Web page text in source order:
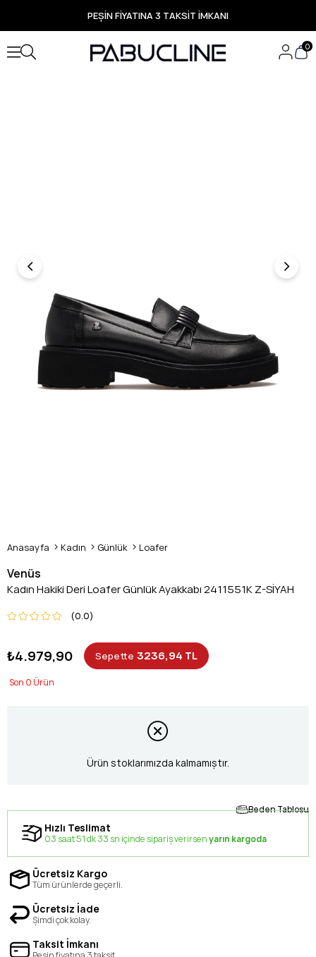
PEŞİN FİYATINA 3 TAKSİT İMKANI
TÜM ÜRÜNLERDE ÜCRETSİZ KARGO
Yeni Sezon Ürünlerde Özel Fırsatlar
Seçili Ürünlerde Hızlı Teslimat
0
Anasayfa Kadın Günlük Loafer
Venüs
Kadın Hakiki Deri Loafer Günlük Ayakkabı 2411551K Z-SİYAH
0.0
₺4.979,90 Sepette 3236,94 TL
0
Ürün stoklarımızda kalmamıştır.
Beden Tablosu
Hızlı Teslimat
03 saat 51 dk 33 sn içinde sipariş verirsenyarın kargoda
Ücretsiz Kargo
Tüm ürünlerde geçerli.
Ücretsiz İade
Şimdi çok kolay.
Taksit İmkanı